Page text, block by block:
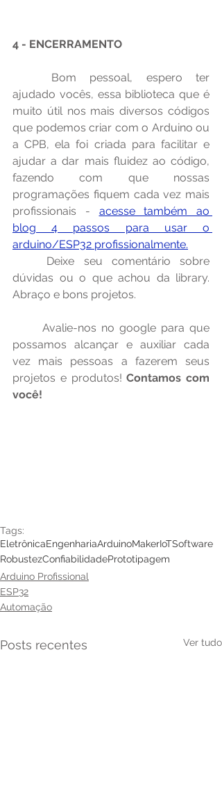
4 - ENCERRAMENTO
ajudado vocês, essa biblioteca que é
muito útil nos mais diversos códigos
que podemos criar com o Arduino ou
a CPB, ela foi criada para facilitar e
ajudar a dar mais fluidez ao código,
fazendo com que nossas
programações fiquem cada vez mais
profissionais - acesse também ao
blog 4 passos para usar o
arduino/ESP32 profissionalmente.
dúvidas ou o que achou da library.
Abraço e bons projetos.
possamos alcançar e auxiliar cada
vez mais pessoas a fazerem seus
projetos e produtos! Contamos com
você!
Tags:
EletrônicaEngenhariaArduinoMakerIoTSoftware
RobustezConfiabilidadePrototipagem
Arduino Profissional
ESP32
Automação
Posts recentes Ver tudo